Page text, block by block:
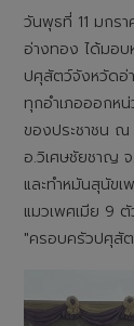
วันพุธที่ 11 มกร
อ่างทอง ได้มอ
ปศุสัตว์จังหวัดอ่
ทุกอำเภอออกห
ของประชาชน
อ.วิเศษชัยชาญ
และทำหมันสุนัข
แมวเพศเมีย 9
"ครอบครัวปศุสัต